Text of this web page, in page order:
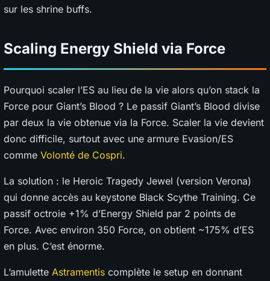
sur les shrine buffs.
Scaling Energy Shield via Force
Pourquoi scaler l’ES au lieu de la vie alors qu’on stack la
Force pour Giant’s Blood ? Le passif Giant’s Blood divise
par deux la vie obtenue via la Force. Scaler la vie devient
donc difficile, surtout avec une armure Evasion/ES
comme Volonté de Cospri.
La solution : le Heroic Tragedy Jewel (version Verona)
qui donne accès au keystone Black Scythe Training. Ce
passif octroie +1% d’Energy Shield par 2 points de
Force. Avec environ 350 Force, on obtient ~175% d’ES
en plus. C’est énorme.
L’amulette Astramentis complète le setup en donnant